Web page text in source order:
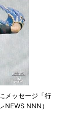
メッセージ「行
NEWS NNN）